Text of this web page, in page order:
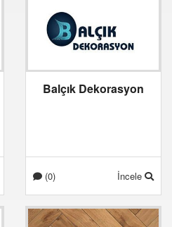
Balçık Dekorasyon
(0) İncele